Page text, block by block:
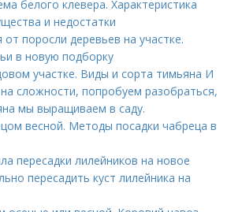
белого клевера. Характеристика
и недостатки
от поросли деревьев на участке.
в новую подборку
участке. Виды и сорта тимьяна И
сложности, попробуем разобраться,
мы выращиваем в саду.
весной. Методы посадки чабреца в
пересадки лилейников на новое
пересадить куст лилейника на